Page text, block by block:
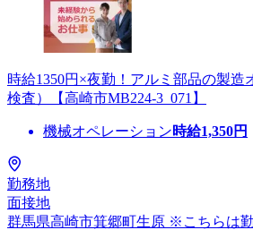
時給1350円×夜勤！アルミ部品の製造
検査）【高崎市MB224-3_071】
機械オペレーション時給1,350円
勤務地
面接地
群馬県高崎市箕郷町生原 ※こちらは